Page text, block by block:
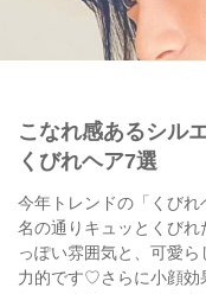
こなれ感あるシル
くびれヘア7選
今年トレンドの「くび
名の通りキュッとくびれ
っぽい雰囲気と、可愛
力的です♡さらに小顔効